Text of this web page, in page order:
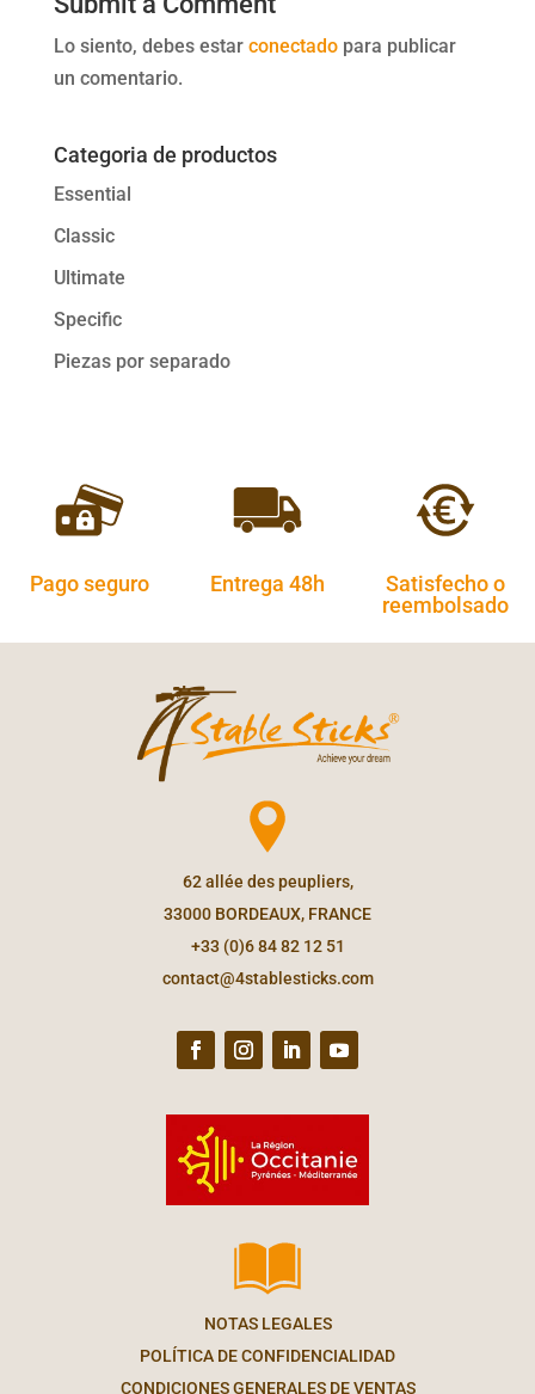
Lo siento, debes estar conectadopara publicar
un comentario.
Categoria de productos
Essential
Classic
Ultimate
Specific
Piezas por separado
Pago seguro Entrega 48h
Satisfecho o
reembolsado
62 allée des peupliers,
33000 BORDEAUX, FRANCE
+33 (0)6 84 82 12 51
contact@4stablesticks.com
NOTAS LEGALES
POLÍTICA DE CONFIDENCIALIDAD
CONDICIONES GENERALES DE VENTAS